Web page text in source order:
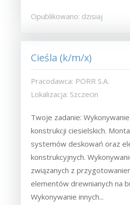
Opublikowano: dzisiaj
Cieśla (k/m/x)
Pracodawca: PORR S.A.
Lokalizacja: Szczecin
Twoje zadanie:
konstrukcji ciesielskich.
systemów deskowań oraz
konstrukcyjnych.
związanych z
elementów drewnianych na
Wykonywanie innych...